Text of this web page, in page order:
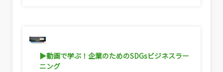
▶動画で学ぶ！企業のためのSDGsビジネスラー
ニング